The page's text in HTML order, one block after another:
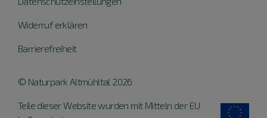
Widerruf erklären
Barrierefreiheit
© Naturpark Altmühltal 2026
Teile dieser Website wurden mit Mitteln der EU